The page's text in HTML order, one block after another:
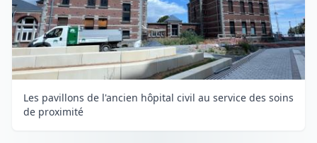
Les pavillons de l'ancien hôpital civil au service des soins
de proximité